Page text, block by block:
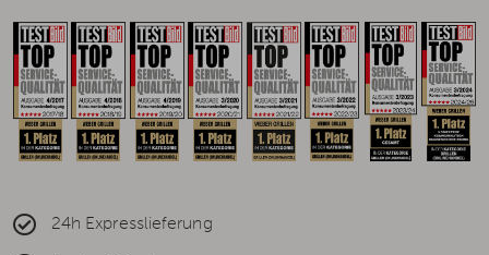
24h Expresslieferung